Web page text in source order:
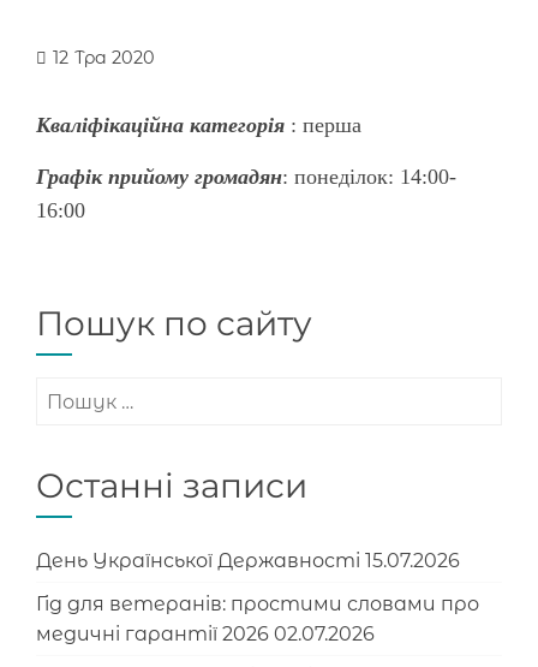
12 Тра 2020
Кваліфікаційна категорія : перша
Графік прийому громадян: понеділок: 14:00-
16:00
Пошук по сайту
Пошук:
Останні записи
День Української Державності 15.07.2026
Гід для ветеранів: простими словами про
медичні гарантії 2026 02.07.2026